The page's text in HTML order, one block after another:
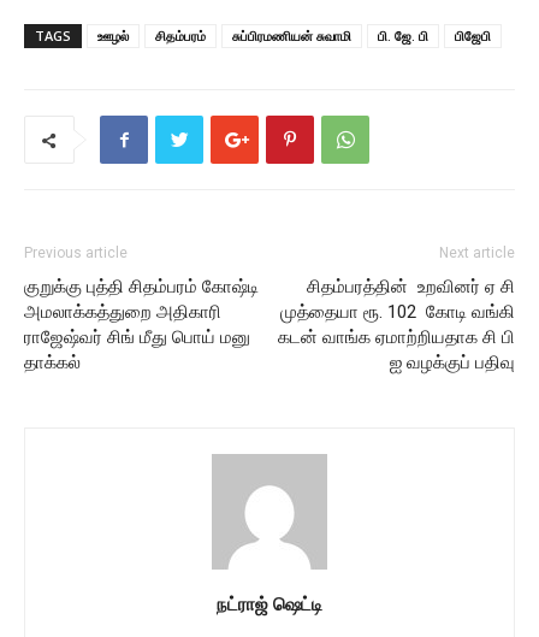
TAGS ஊழல் சிதம்பரம் சுப்பிரமணியன் சுவாமி பி. ஜே. பி பிஜேபி
Previous article
குறுக்கு புத்தி சிதம்பரம் கோஷ்டி
அமலாக்கத்துறை அதிகாரி
ராஜேஷ்வர் சிங் மீது பொய் மனு
தாக்கல்
Next article
சிதம்பரத்தின் உறவினர் ஏ சி
முத்தையா ரூ. 102 கோடி வங்கி
கடன் வாங்க ஏமாற்றியதாக சி பி
ஐ வழக்குப் பதிவு
நட்ராஜ் ஷெட்டி